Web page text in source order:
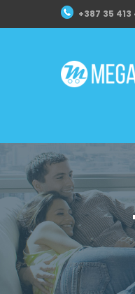
+387 35 413